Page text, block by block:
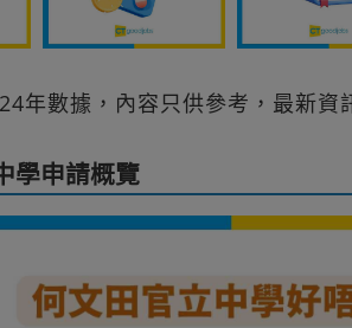
年數據，內容只供參考，最新資
學申請概覽